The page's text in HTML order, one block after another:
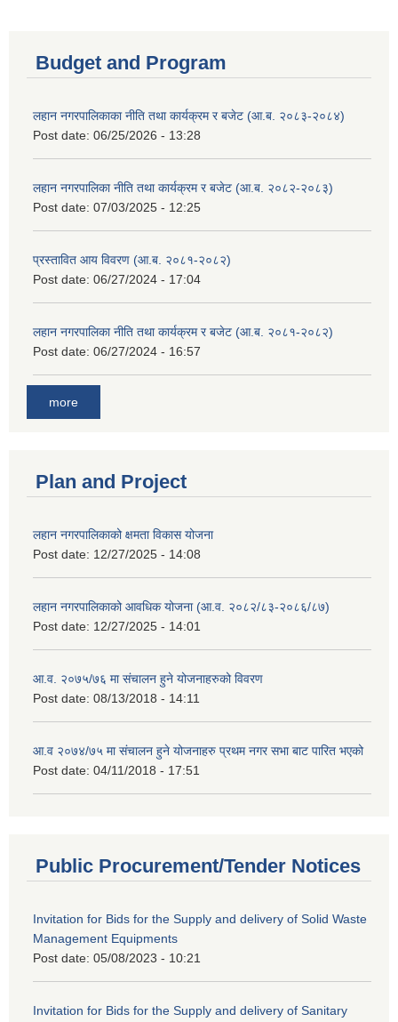
Budget and Program
लहान नगरपालिकाका नीति तथा कार्यक्रम र बजेट (आ.ब. २०८३-२०८४)
Post date: 06/25/2026 - 13:28
लहान नगरपालिका नीति तथा कार्यक्रम र बजेट (आ.ब. २०८२-२०८३)
Post date: 07/03/2025 - 12:25
प्रस्तावित आय विवरण (आ.ब. २०८१-२०८२)
Post date: 06/27/2024 - 17:04
लहान नगरपालिका नीति तथा कार्यक्रम र बजेट (आ.ब. २०८१-२०८२)
Post date: 06/27/2024 - 16:57
more
Plan and Project
लहान नगरपालिकाको क्षमता विकास योजना
Post date: 12/27/2025 - 14:08
लहान नगरपालिकाको आवधिक योजना (आ.व. २०८२/८३-२०८६/८७)
Post date: 12/27/2025 - 14:01
आ.व. २०७५/७६ मा संचालन हुने योजनाहरुको विवरण
Post date: 08/13/2018 - 14:11
आ.व २०७४/७५ मा संचालन हुने योजनाहरु प्रथम नगर सभा बाट पारित भएको
Post date: 04/11/2018 - 17:51
Public Procurement/Tender Notices
Invitation for Bids for the Supply and delivery of Solid Waste
Management Equipments
Post date: 05/08/2023 - 10:21
Invitation for Bids for the Supply and delivery of Sanitary